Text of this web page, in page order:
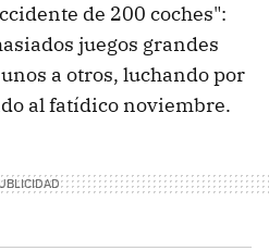
de 200 coches":
juegos grandes
a otros, luchando por
al fatídico noviembre.